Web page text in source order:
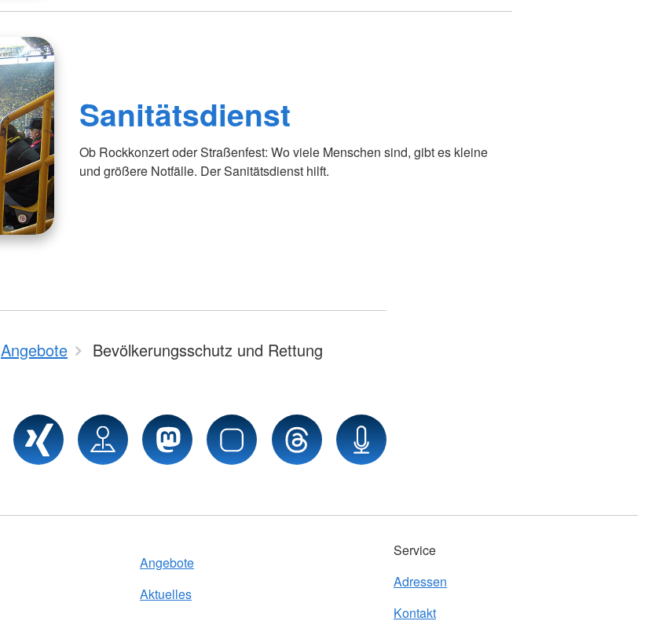
Sanitätsdienst
Ob Rockkonzert oder Straßenfest: Wo viele Menschen sind, gibt es kleine
und größere Notfälle. Der Sanitätsdienst hilft.
Angebote Bevölkerungsschutz und Rettung
Angebote
Aktuelles
Service
Adressen
Kontakt